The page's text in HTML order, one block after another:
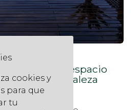
de jardines y
tu espacio
y naturaleza
cookies y
para que
tu